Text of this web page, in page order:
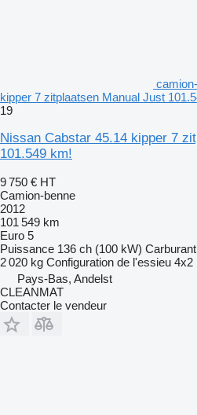
kipper 7 zitplaatsen Manual Just
19
Nissan Cabstar 45.14 kipper 7
101.549 km!
9 750 € HT
Camion-benne
2012
101 549 km
Euro 5
Puissance 136 ch (100 kW) Carburant
2 020 kg Configuration de l'essieu 4x2
Pays-Bas, Andelst
CLEANMAT
Contacter le vendeur